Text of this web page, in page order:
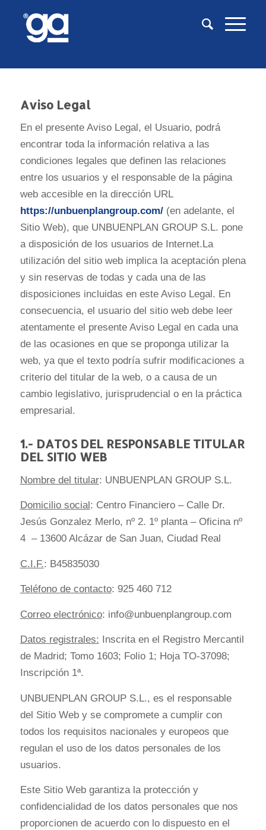
Aviso Legal
En el presente Aviso Legal, el Usuario, podrá
encontrar toda la información relativa a las
condiciones legales que definen las relaciones
entre los usuarios y el responsable de la página
web accesible en la dirección URL
https://unbuenplangroup.com/(en adelante, el
Sitio Web), que UNBUENPLAN GROUP S.L. pone
a disposición de los usuarios de Internet.La
utilización del sitio web implica la aceptación plena
y sin reservas de todas y cada una de las
disposiciones incluidas en este Aviso Legal. En
consecuencia, el usuario del sitio web debe leer
atentamente el presente Aviso Legal en cada una
de las ocasiones en que se proponga utilizar la
web, ya que el texto podría sufrir modificaciones a
criterio del titular de la web, o a causa de un
cambio legislativo, jurisprudencial o en la práctica
empresarial.
1.- DATOS DEL RESPONSABLE TITULAR
DEL SITIO WEB
Nombre del titular: UNBUENPLAN GROUP S.L.
Domicilio social : Centro Financiero – Calle Dr.
Jesús Gonzalez Merlo, nº 2. 1º planta – Oficina nº
4 – 13600 Alcázar de San Juan, Ciudad Real
C.I.F.: B45835030
Teléfono de contacto: 925 460 712
Correo electrónico: info@unbuenplangroup.com
Datos registrales: Inscrita en el Registro Mercantil
de Madrid; Tomo 1603; Folio 1; Hoja TO-37098;
Inscripción 1ª.
UNBUENPLAN GROUP S.L., es el responsable
del Sitio Web y se compromete a cumplir con
todos los requisitos nacionales y europeos que
regulan el uso de los datos personales de los
usuarios.
Este Sitio Web garantiza la protección y
confidencialidad de los datos personales que nos
proporcionen de acuerdo con lo dispuesto en el